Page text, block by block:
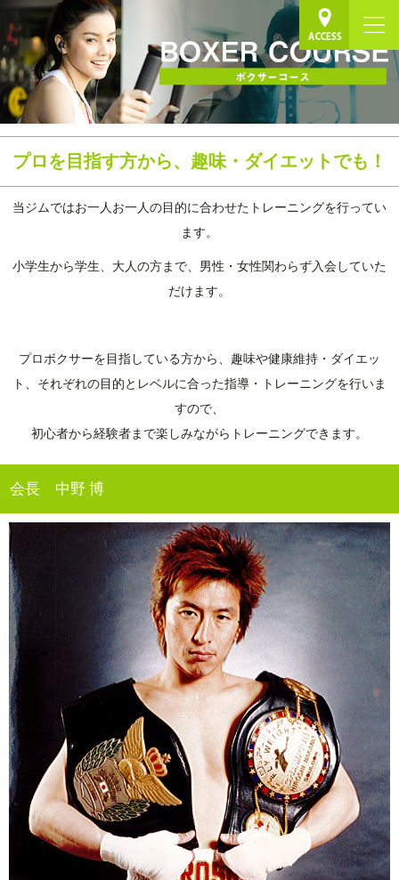
プロを目指す方から、趣味・ダイエットでも！
当ジムではお一人お一人の目的に合わせたトレーニングを行ってい
ます。
小学生から学生、大人の方まで、男性・女性関わらず入会していた
だけます。
プロボクサーを目指している方から、趣味や健康維持・ダイエッ
ト、それぞれの目的とレベルに合った指導・トレーニングを行いま
すので、
初心者から経験者まで楽しみながらトレーニングできます。
会長 中野 博